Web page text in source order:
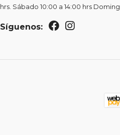
hrs. Sábado 10:00 a 14:00 hrs
Síguenos: